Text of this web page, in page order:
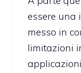
essere una
messo in
limitazioni